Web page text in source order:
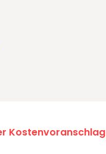
Kostenvoranschlag